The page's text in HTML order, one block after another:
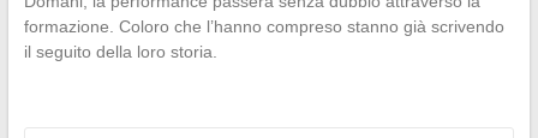
formazione. Coloro che l’hanno compreso stanno già scrivendo
il seguito della loro storia.